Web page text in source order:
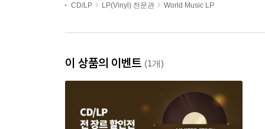
CD/LP
LP(Vinyl) 전문관 World Music LP
이 상품의 이벤트 (1개)